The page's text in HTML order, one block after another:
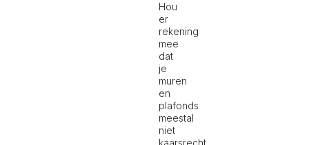
Hou
er
rekening
mee
dat
je
muren
en
plafonds
meestal
niet
kaarsrecht